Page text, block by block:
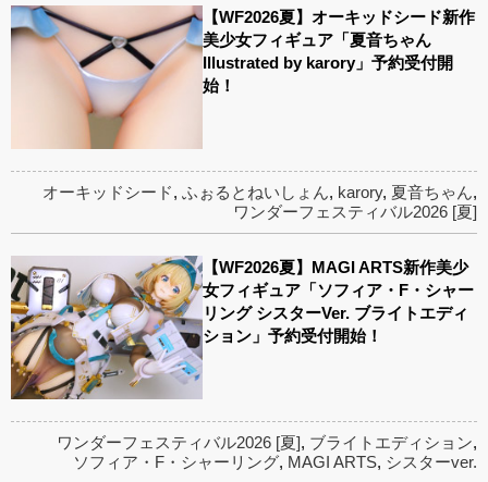
【WF2026夏】オーキッドシード新作
美少女フィギュア「夏音ちゃん
Illustrated by karory」予約受付開
始！
オーキッドシード, ふぉるとねいしょん, karory, 夏音ちゃん,
ワンダーフェスティバル2026 [夏]
【WF2026夏】MAGI ARTS新作美少
女フィギュア「ソフィア・F・シャー
リング シスターVer. ブライトエディ
ション」予約受付開始！
ワンダーフェスティバル2026 [夏], ブライトエディション,
ソフィア・F・シャーリング, MAGI ARTS, シスターver.